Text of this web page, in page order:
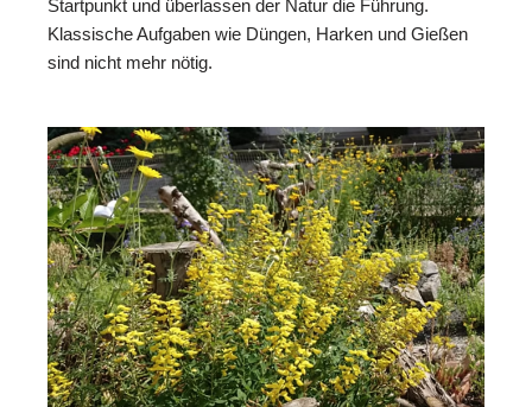
Startpunkt und überlassen der Natur die Führung.
Klassische Aufgaben wie Düngen, Harken und Gießen
sind nicht mehr nötig.